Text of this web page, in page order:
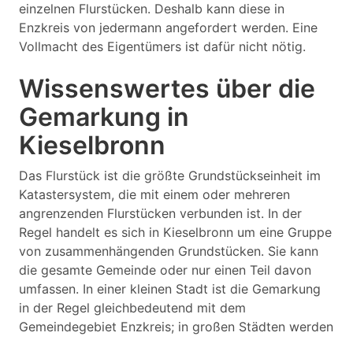
einzelnen Flurstücken. Deshalb kann diese in
Enzkreis von jedermann angefordert werden. Eine
Vollmacht des Eigentümers ist dafür nicht nötig.
Wissenswertes über die
Gemarkung in
Kieselbronn
Das Flurstück ist die größte Grundstückseinheit im
Katastersystem, die mit einem oder mehreren
angrenzenden Flurstücken verbunden ist. In der
Regel handelt es sich in Kieselbronn um eine Gruppe
von zusammenhängenden Grundstücken. Sie kann
die gesamte Gemeinde oder nur einen Teil davon
umfassen. In einer kleinen Stadt ist die Gemarkung
in der Regel gleichbedeutend mit dem
Gemeindegebiet Enzkreis; in großen Städten werden